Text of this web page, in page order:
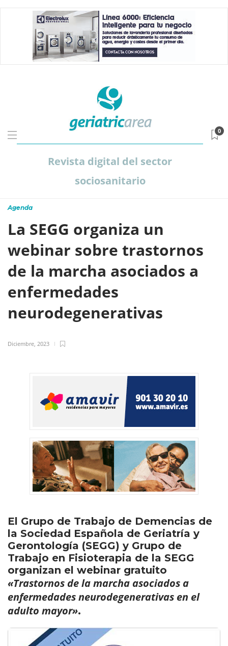
Revista digital del sector
sociosanitario
0
Agenda
La SEGG organiza un
webinar sobre trastornos
de la marcha asociados a
enfermedades
neurodegenerativas
Diciembre, 2023
El Grupo de Trabajo de Demencias de
la Sociedad Española de Geriatría y
Gerontología (SEGG) y Grupo de
Trabajo en Fisioterapia de la SEGG
organizan el webinar gratuito
«Trastornos de la marcha asociados a
enfermedades neurodegenerativas en el
adulto mayor».